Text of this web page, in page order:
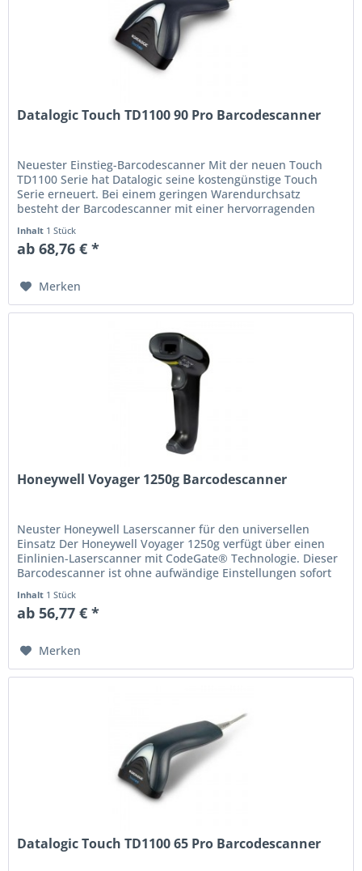
Datalogic Touch TD1100 90 Pro Barcodescanner
Neuester Einstieg-Barcodescanner Mit der neuen Touch
TD1100 Serie hat Datalogic seine kostengünstige Touch
Serie erneuert. Bei einem geringen Warendurchsatz
besteht der Barcodescanner mit einer hervorragenden
Inhalt 1 Stück
ab 68,76 € *
Merken
Honeywell Voyager 1250g Barcodescanner
Neuster Honeywell Laserscanner für den universellen
Einsatz Der Honeywell Voyager 1250g verfügt über einen
Einlinien-Laserscanner mit CodeGate® Technologie. Dieser
Barcodescanner ist ohne aufwändige Einstellungen sofort
Inhalt 1 Stück
ab 56,77 € *
Merken
Datalogic Touch TD1100 65 Pro Barcodescanner